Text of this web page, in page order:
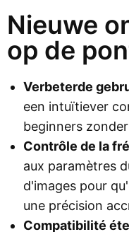
Nieuwe
op de
Verbeterde
een intuïtiever
beginners
Contrôle de la
aux paramètres
d'images pour
une précision
Compatibilité